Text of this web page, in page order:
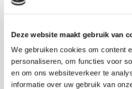
Deze website maakt gebruik van
We gebruiken cookies om content
personaliseren, om functies voor
en om ons websiteverkeer te
informatie over uw gebruik van
DIRECT LEVERBAAR
Dekkracht: Dekkend Lees meer
Toevoegen
DELEN: